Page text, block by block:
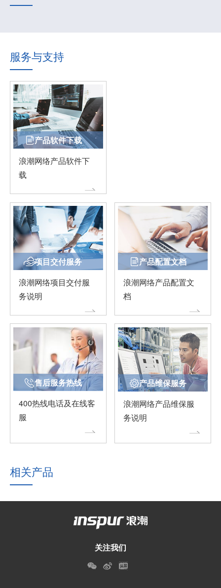
服务与支持
售后服务热线
400热线电话及在线客
服
产品维保服务
浪潮网络产品维保服
务说明
项目交付服务
浪潮网络项目交付服
务说明
产品配置文档
浪潮网络产品配置文
档
产品软件下载
浪潮网络产品软件下
载
相关产品
关注我们